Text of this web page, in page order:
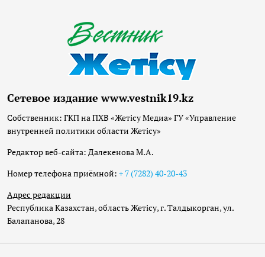
Сетевое издание www.vestnik19.kz
Собственник: ГКП на ПХВ «Жетісу Медиа» ГУ «Управление
внутренней политики области Жетісу»
Редактор веб-сайта: Далекенова М.А.
Номер телефона приёмной: + 7 (7282) 40-20-43
Адрес редакции
Республика Казахстан, область Жетісу, г. Талдыкорган, ул.
Балапанова, 28